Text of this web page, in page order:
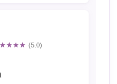
(5.0)